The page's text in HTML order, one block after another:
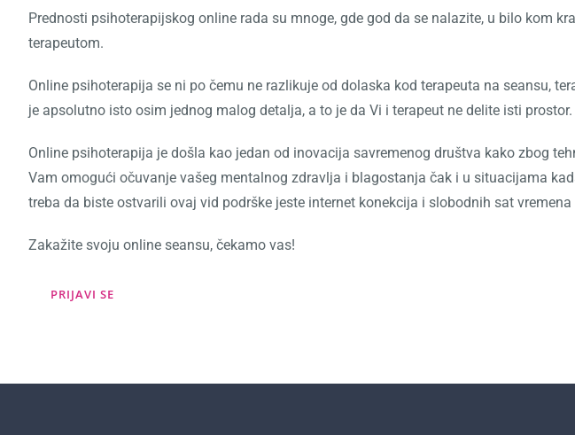
Prednosti psihoterapijskog online rada su mnoge, gde god da se nalazite, u bilo kom
terapeutom.
Online psihoterapija se ni po čemu ne razlikuje od dolaska kod terapeuta na seansu,
je apsolutno isto osim jednog malog detalja, a to je da Vi i terapeut ne delite isti prostor.
Online psihoterapija je došla kao jedan od inovacija savremenog društva kako zbog
Vam omogući očuvanje vašeg mentalnog zdravlja i blagostanja čak i u situacijama
treba da biste ostvarili ovaj vid podrške jeste internet konekcija i slobodnih sat
Zakažite svoju online seansu, čekamo vas!
PRIJAVI SE